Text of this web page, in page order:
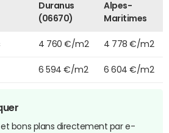
Duranus
(06670)
Alpes-
Maritimes
4 760 €/m2 4 778 €/m2
6 594 €/m2 6 604 €/m2
et bons plans directement par e-